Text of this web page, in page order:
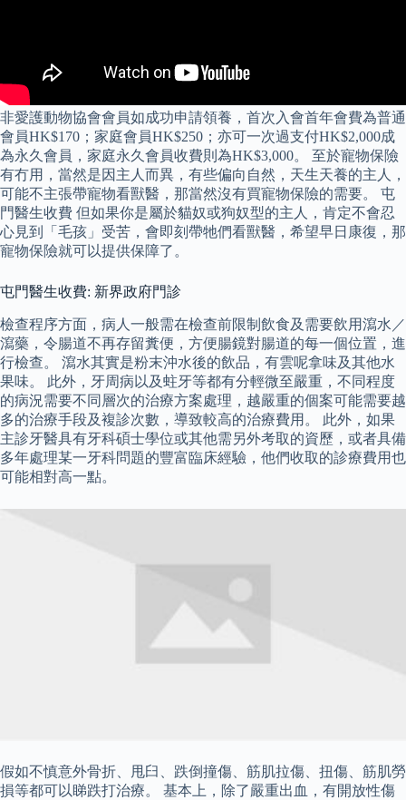
非愛護動物協會會員如成功申請領養，首次入會首年會費為普通
會員HK$170；家庭會員HK$250；亦可一次過支付HK$2,000成
為永久會員，家庭永久會員收費則為HK$3,000。 至於寵物保險
有冇用，當然是因主人而異，有些偏向自然，天生天養的主人，
可能不主張帶寵物看獸醫，那當然沒有買寵物保險的需要。 屯
門醫生收費 但如果你是屬於貓奴或狗奴型的主人，肯定不會忍
心見到「毛孩」受苦，會即刻帶牠們看獸醫，希望早日康復，那
寵物保險就可以提供保障了。
屯門醫生收費: 新界政府門診
檢查程序方面，病人一般需在檢查前限制飲食及需要飲用瀉水／
瀉藥，令腸道不再存留糞便，方便腸鏡對腸道的每一個位置，進
行檢查。 瀉水其實是粉末沖水後的飲品，有雲呢拿味及其他水
果味。 此外，牙周病以及蛀牙等都有分輕微至嚴重，不同程度
的病況需要不同層次的治療方案處理，越嚴重的個案可能需要越
多的治療手段及複診次數，導致較高的治療費用。 此外，如果
主診牙醫具有牙科碩士學位或其他需另外考取的資歷，或者具備
多年處理某一牙科問題的豐富臨床經驗，他們收取的診療費用也
可能相對高一點。
假如不慎意外骨折、甩臼、跌倒撞傷、筋肌拉傷、扭傷、筋肌勞
損等都可以睇跌打治療。 基本上，除了嚴重出血，有開放性傷